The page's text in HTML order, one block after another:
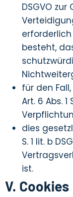
DSGVO
besteht,
für den
Art. 6 Abs.
dies
S. 1 lit. b
ist.
V. Cookies